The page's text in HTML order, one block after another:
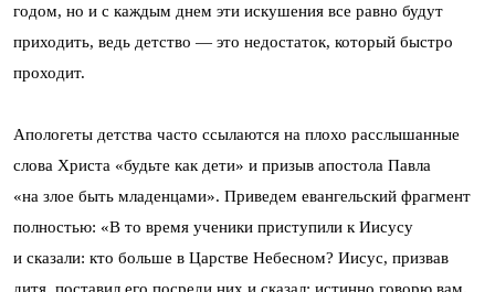
годом, но и с каждым днем эти искушения все равно будут
приходить, ведь детство — это недостаток, который быстро
проходит.
Апологеты детства часто ссылаются на плохо расслышанные
слова Христа «будьте как дети» и призыв апостола Павла
«на злое быть младенцами». Приведем евангельский фрагмент
полностью: «В то время ученики приступили к Иисусу
и сказали: кто больше в Царстве Небесном? Иисус, призвав
дитя, поставил его посреди них и сказал: истинно говорю вам,